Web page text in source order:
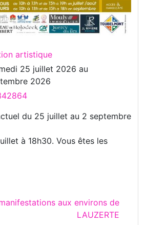
artistique
25 juillet 2026 au
2026
du 25 juillet au 2 septembre
à 18h30. Vous êtes les
aux environs de
LAUZERTE